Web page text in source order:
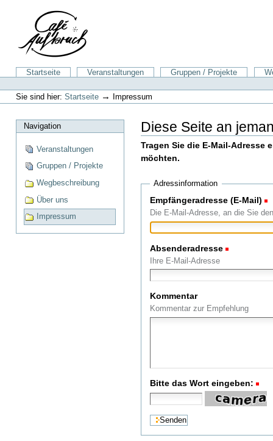
Navigation
SektionenStartseite Veranstaltungen Gruppen / Projekte
Benutzerspezifische
Werkzeuge
Sie sind hier: Startseite → Impressum
Navigation
Veranstaltungen
Gruppen / Projekte
Wegbeschreibung
Über uns
Impressum
Diese Seite an
Tragen Sie die E-Mail-Adresse
möchten.
Adressinformation
Empfängeradresse (E-Mail)
Die E-Mail-Adresse, an die Sie
Absenderadresse
Ihre E-Mail-Adresse
Kommentar
Kommentar zur Empfehlung
Bitte das Wort eingeben: